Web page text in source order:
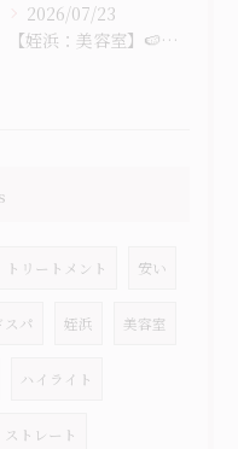
2026/07/23
【姪浜：美容室】🍉なつ！ナツ！夏！！！🎐
トリートメント 安い
スパ 姪浜 美容室
ハイライト
ストレート